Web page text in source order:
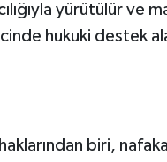
yürütülür ve
hukuki destek
biri,